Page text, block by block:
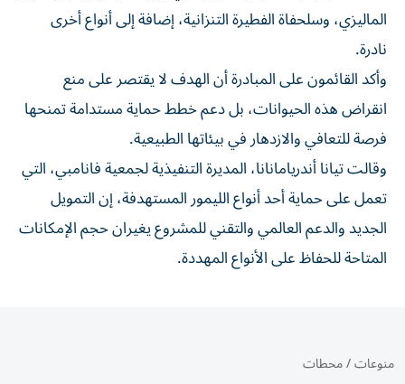
الماليزي، وسلحفاة الفطيرة التنزانية، إضافة إلى أنواع أخرى
نادرة.
وأكد القائمون على المبادرة أن الهدف لا يقتصر على منع
انقراض هذه الحيوانات، بل دعم خطط حماية مستدامة تمنحها
فرصة للتعافي والازدهار في بيئاتها الطبيعية.
وقالت تيانا أندريامانانا، المديرة التنفيذية لجمعية فانامبي، التي
تعمل على حماية أحد أنواع الليمور المستهدفة، إن التمويل
الجديد والدعم العالمي والتقني للمشروع يغيران حجم الإمكانات
المتاحة للحفاظ على الأنواع المهددة.
منوعات/محطات